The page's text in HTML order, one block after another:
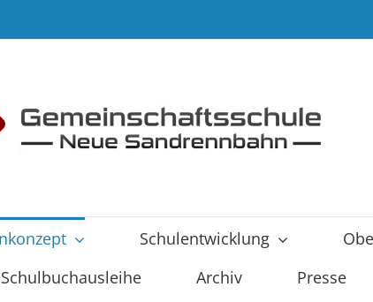
Schulentwicklung
Schulbuchausleihe Archiv Presse